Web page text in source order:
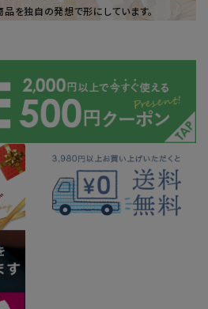
を独自の発想で形にしています。